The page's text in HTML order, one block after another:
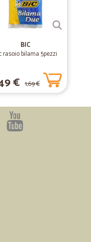
15/07/2019
BIC
rasoio bilama 5pezzi
€ 1,69 €